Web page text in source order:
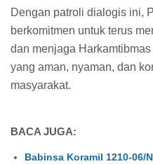
Dengan patroli dialogis ini,
berkomitmen untuk terus
dan menjaga
yang aman, nyaman, dan
masyarakat.
BACA JUGA:
Babinsa Koramil 1210-06/